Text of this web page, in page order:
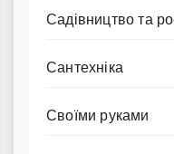
Садівництво та
Сантехніка
Своїми руками